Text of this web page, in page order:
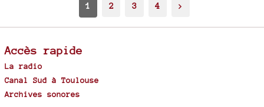
1 2 3 4 >
Accès rapide
La radio
Canal Sud à Toulouse
Archives sonores